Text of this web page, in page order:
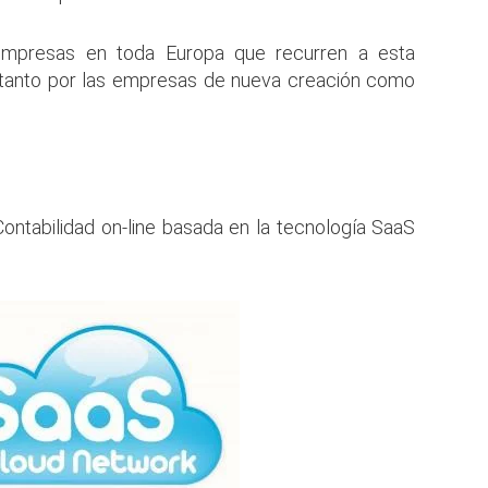
en toda Europa que recurren a esta
por las empresas de nueva creación como
on-line basada en la tecnología SaaS